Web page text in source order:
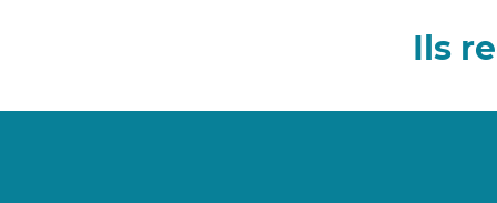
Ils